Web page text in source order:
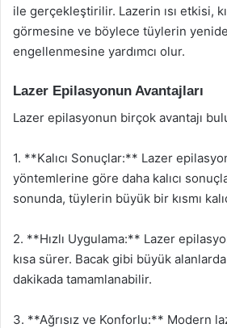
ile gerçekleştirilir. Lazerin ısı etkisi,
görmesine ve böylece tüylerin
engellenmesine yardımcı olur.
Lazer Epilasyonun Avantajları
Lazer epilasyonun birçok avantajı
1. **Kalıcı Sonuçlar:** Lazer
yöntemlerine göre daha kalıcı
sonunda, tüylerin büyük bir kısmı
2. **Hızlı Uygulama:** Lazer
kısa sürer. Bacak gibi büyük
dakikada tamamlanabilir.
3. **Ağrısız ve Konforlu:** Modern